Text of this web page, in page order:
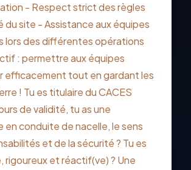
- Respect strict des règles
du site - Assistance aux équipes
lors des différentes opérations
: permettre aux équipes
efficacement tout en gardant les
! Tu es titulaire du CACES
de validité, tu as une
en conduite de nacelle, le sens
et de la sécurité ? Tu es
rigoureux et réactif(ve) ? Une